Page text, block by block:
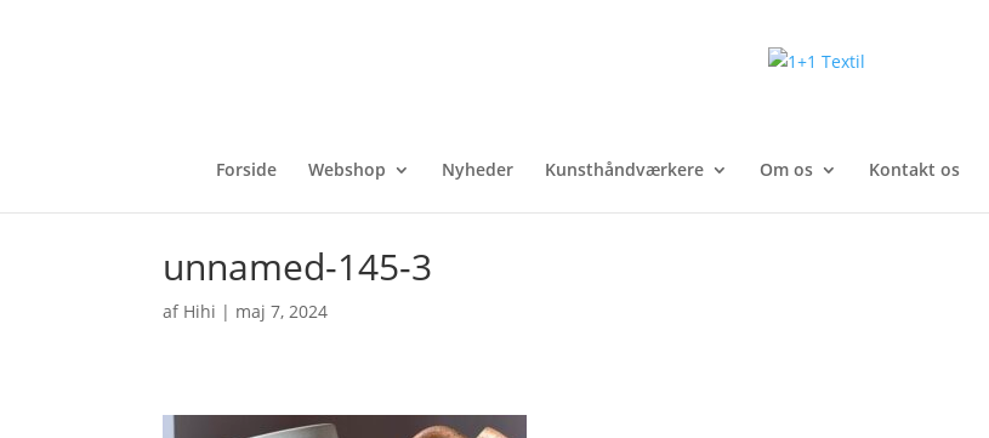
Forside Webshop Nyheder Kunsthåndværkere Om os Kontakt os
unnamed-145-3
af Hihi | maj 7, 2024